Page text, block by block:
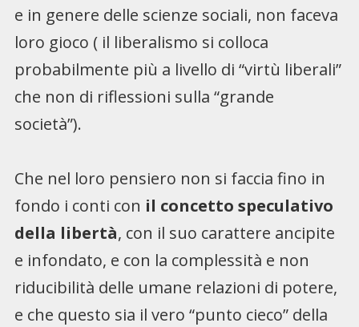
e in genere delle scienze sociali, non faceva
loro gioco ( il liberalismo si colloca
probabilmente più a livello di “virtù liberali”
che non di riflessioni sulla “grande
società”).
Che nel loro pensiero non si faccia fino in
fondo i conti con il concetto speculativo
della libertà, con il suo carattere ancipite
e infondato, e con la complessità e non
riducibilità delle umane relazioni di potere,
e che questo sia il vero “punto cieco” della